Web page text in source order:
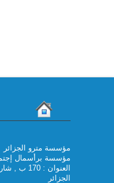
مؤسسة مترو الجزائر
مؤسسة برأسمال إجتماعي
العنوان :
الجزائر